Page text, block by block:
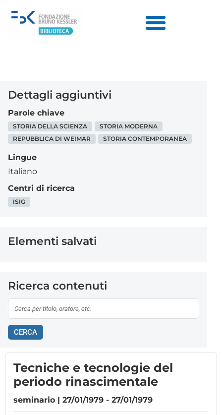
Dettagli aggiuntivi
Parole chiave
STORIA DELLA SCIENZA
STORIA MODERNA
REPUBBLICA DI WEIMAR
STORIA CONTEMPORANEA
Lingue
Italiano
Centri di ricerca
ISIG
Elementi salvati
Ricerca contenuti
CERCA
Tecniche e tecnologie del
periodo rinascimentale
seminario | 27/01/1979 - 27/01/1979